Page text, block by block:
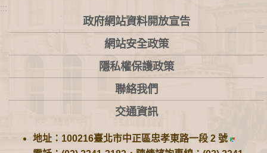
:::
政府網站資料開放宣告
網站安全政策
隱私權保護政策
聯絡我們
交通資訊
地址：100216臺北市中正區忠孝東路一段 2 號